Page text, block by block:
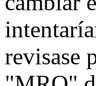
revisase